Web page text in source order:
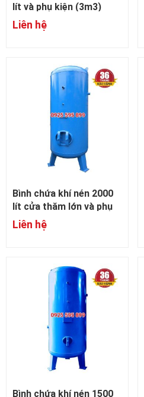
lít và phụ kiện (3m3)
Liên hệ
Bình chứa khí nén 2000
lít cửa thăm lớn và phụ
kiện (2m3)
Liên hệ
Bình chứa khí nén 1500